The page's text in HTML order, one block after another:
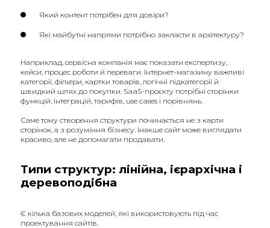
Який контент потрібен для довіри?
Які майбутні напрями потрібно закласти в архітектуру?
Наприклад, сервісна компанія має показати експертизу,
кейси, процес роботи й переваги. Інтернет-магазину важливі
категорії, фільтри, картки товарів, логічні підкатегорії й
швидкий шлях до покупки. SaaS-проєкту потрібні сторінки
функцій, інтеграцій, тарифів, use cases і порівнянь.
Саме тому створення структури починається не з карти
сторінок, а з розуміння бізнесу. Інакше сайт може виглядати
красиво, але не допомагати продавати.
Типи структур: лінійна, ієрархічна і
деревоподібна
Є кілька базових моделей, які використовують під час
проектування сайтів.